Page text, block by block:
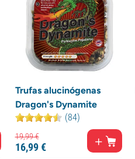
Trufas alucinógenas
Dragon's Dynamite
(84)
19,99€
16,99€